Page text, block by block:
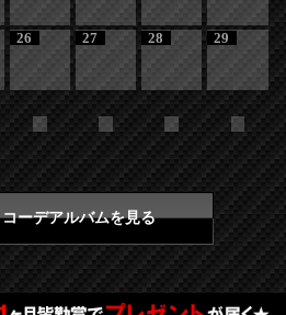
26 27 28 29
ーデアルバムを見る